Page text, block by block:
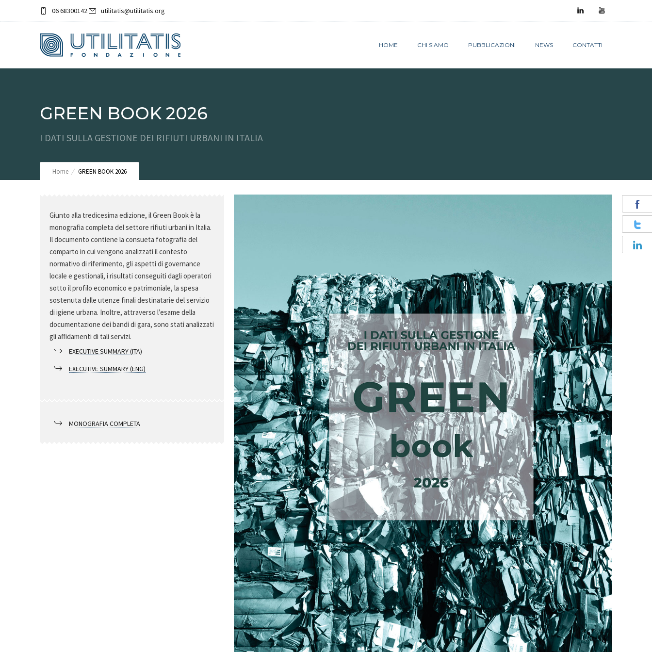
06 68300142 utilitatis@utilitatis.org
HOME CHI SIAMO PUBBLICAZIONI NEWS CONTATTI
GREEN BOOK 2026
I DATI SULLA GESTIONE DEI RIFIUTI URBANI IN ITALIA
Home GREEN BOOK 2026
Giunto alla tredicesima edizione, il Green Book è la
monografia completa del settore rifiuti urbani in Italia.
Il documento contiene la consueta fotografia del
comparto in cui vengono analizzati il contesto
normativo di riferimento, gli aspetti di governance
locale e gestionali, i risultati conseguiti dagli operatori
sotto il profilo economico e patrimoniale, la spesa
sostenuta dalle utenze finali destinatarie del servizio
di igiene urbana. Inoltre, attraverso l’esame della
documentazione dei bandi di gara, sono stati analizzati
gli affidamenti di tali servizi.
EXECUTIVE SUMMARY (ITA)
EXECUTIVE SUMMARY (ENG)
MONOGRAFIA COMPLETA